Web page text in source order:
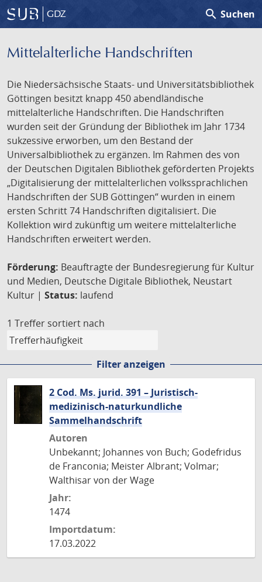
GDZ search Suchen
Mittelalterliche Handschriften
Die Niedersächsische Staats- und Universitätsbibliothek
Göttingen besitzt knapp 450 abendländische
mittelalterliche Handschriften. Die Handschriften
wurden seit der Gründung der Bibliothek im Jahr 1734
sukzessive erworben, um den Bestand der
Universalbibliothek zu ergänzen. Im Rahmen des von
der Deutschen Digitalen Bibliothek geförderten Projekts
„Digitalisierung der mittelalterlichen volkssprachlichen
Handschriften der SUB Göttingen“ wurden in einem
ersten Schritt 74 Handschriften digitalisiert. Die
Kollektion wird zukünftig um weitere mittelalterliche
Handschriften erweitert werden.
Förderung: Beauftragte der Bundesregierung für Kultur
und Medien, Deutsche Digitale Bibliothek, Neustart
Kultur | Status: laufend
1 Treffer sortiert nach
Filter anzeigen
2 Cod. Ms. jurid. 391 – Juristisch-
medizinisch-naturkundliche
Sammelhandschrift
Autoren
Unbekannt; Johannes von Buch; Godefridus
de Franconia; Meister Albrant; Volmar;
Walthisar von der Wage
Jahr:
1474
Importdatum:
17.03.2022